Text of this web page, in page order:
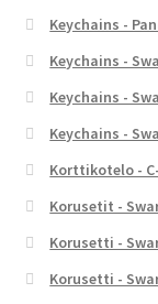
Keychains -
Keychains -
Keychains -
Keychains -
Korttikotelo -
Korusetit -
Korusetti -
Korusetti -